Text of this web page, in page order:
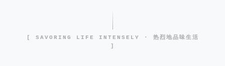
[ SAVORING LIFE INTENSELY · 热烈地品味生活
]